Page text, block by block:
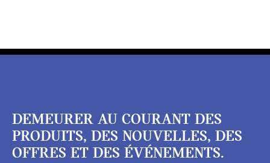
DEMEURER AU COURANT DES
PRODUITS, DES NOUVELLES, DES
OFFRES ET DES ÉVÉNEMENTS.